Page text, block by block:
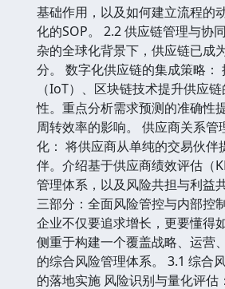
基础作用，以及如何建立流程的
化的SOP。 2.2 供应链管理与协
杂的全球化背景下，供应链已成
分。 数字化供应链的集成策略：
（IoT）、区块链技术提升供应
性。重点分析需求预测的准确性
周转效率的影响。 供应商关系管
化： 将供应商从单纯的交易伙伴
伴。介绍基于供应商绩效评估（
管理体系，以及风险共担与利益
三部分：全面风险管控与内部控
企业不仅要追求增长，更要懂得
侧重于构建一个覆盖战略、运营
的综合风险管理体系。 3.1 综合
的落地实施 风险识别与量化评估